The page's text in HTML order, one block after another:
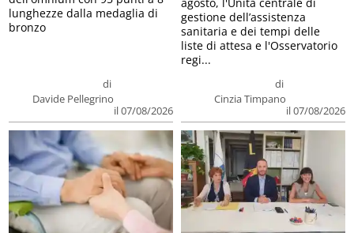
di
Davide Pellegrino
il 07/08/2026
lunghezze dalla medaglia di
bronzo
di
Cinzia Timpano
il 07/08/2026
gestione dell’assistenza
sanitaria e dei tempi delle
liste di attesa e l'Osservatorio
regi...